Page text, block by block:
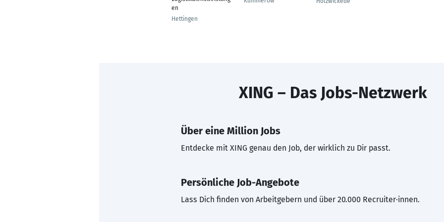
en
Hettingen
XING – Das Jobs-Netzwerk
Über eine Million Jobs
Entdecke mit XING genau den Job, der wirklich zu Dir passt.
Persönliche Job-Angebote
Lass Dich finden von Arbeitgebern und über 20.000 Recruiter·innen.